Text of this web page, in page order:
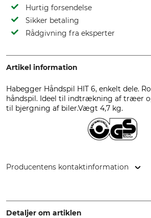
Hurtig forsendelse
Sikker betaling
Rådgivning fra eksperter
Artikel information
Habegger Håndspil HIT 6, enkelt dele.
håndspil. Ideel til indtrækning af træer
til bjergning af biler.Vægt 4,7 kg.
Producentens kontaktinformation
Trubschachen, Switzerland,
Detaljer om artiklen